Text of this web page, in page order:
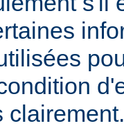
clairement.